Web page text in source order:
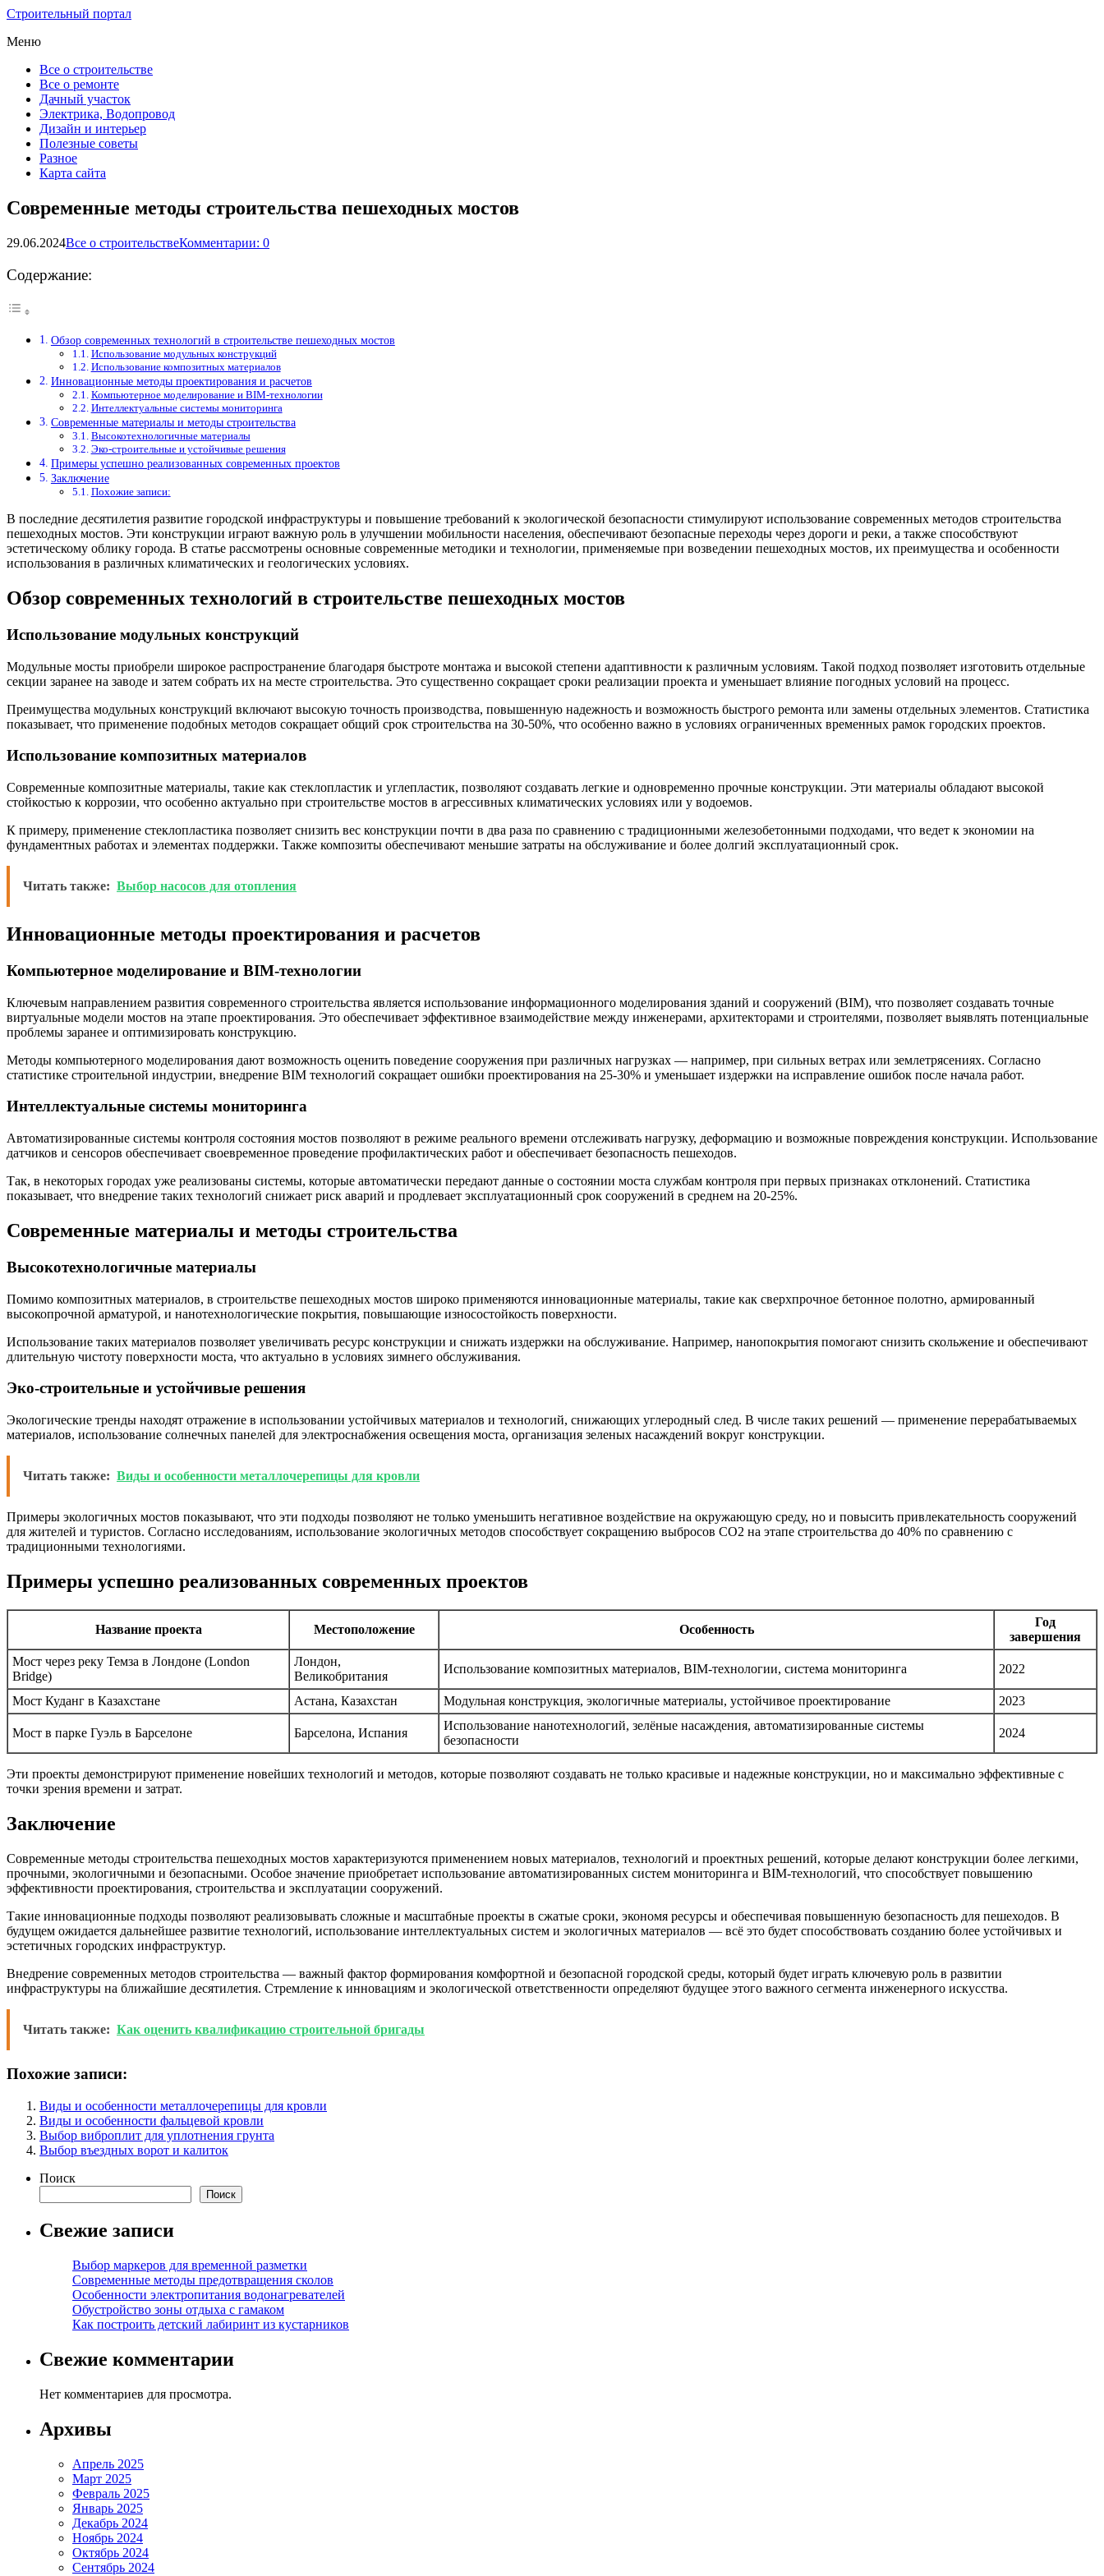
Строительный портал
Меню
Все о строительстве
Все о ремонте
Дачный участок
Электрика, Водопровод
Дизайн и интерьер
Полезные советы
Разное
Карта сайта
Современные методы строительства пешеходных мостов
29.06.2024Все о строительствеКомментарии: 0
Содержание:
Обзор современных технологий в строительстве пешеходных мостов
Использование модульных конструкций
Использование композитных материалов
Инновационные методы проектирования и расчетов
Компьютерное моделирование и BIM-технологии
Интеллектуальные системы мониторинга
Современные материалы и методы строительства
Высокотехнологичные материалы
Эко-строительные и устойчивые решения
Примеры успешно реализованных современных проектов
Заключение
Похожие записи:
В последние десятилетия развитие городской инфраструктуры и повышение требований к экологической безопасности стимулируют использование современных методов строительства
пешеходных мостов. Эти конструкции играют важную роль в улучшении мобильности населения, обеспечивают безопасные переходы через дороги и реки, а также способствуют
эстетическому облику города. В статье рассмотрены основные современные методики и технологии, применяемые при возведении пешеходных мостов, их преимущества и особенности
использования в различных климатических и геологических условиях.
Обзор современных технологий в строительстве пешеходных мостов
Использование модульных конструкций
Модульные мосты приобрели широкое распространение благодаря быстроте монтажа и высокой степени адаптивности к различным условиям. Такой подход позволяет изготовить отдельные
секции заранее на заводе и затем собрать их на месте строительства. Это существенно сокращает сроки реализации проекта и уменьшает влияние погодных условий на процесс.
Преимущества модульных конструкций включают высокую точность производства, повышенную надежность и возможность быстрого ремонта или замены отдельных элементов. Статистика
показывает, что применение подобных методов сокращает общий срок строительства на 30-50%, что особенно важно в условиях ограниченных временных рамок городских проектов.
Использование композитных материалов
Современные композитные материалы, такие как стеклопластик и углепластик, позволяют создавать легкие и одновременно прочные конструкции. Эти материалы обладают высокой
стойкостью к коррозии, что особенно актуально при строительстве мостов в агрессивных климатических условиях или у водоемов.
К примеру, применение стеклопластика позволяет снизить вес конструкции почти в два раза по сравнению с традиционными железобетонными подходами, что ведет к экономии на
фундаментных работах и элементах поддержки. Также композиты обеспечивают меньшие затраты на обслуживание и более долгий эксплуатационный срок.
Читать также: Выбор насосов для отопления
Инновационные методы проектирования и расчетов
Компьютерное моделирование и BIM-технологии
Ключевым направлением развития современного строительства является использование информационного моделирования зданий и сооружений (BIM), что позволяет создавать точные
виртуальные модели мостов на этапе проектирования. Это обеспечивает эффективное взаимодействие между инженерами, архитекторами и строителями, позволяет выявлять потенциальные
проблемы заранее и оптимизировать конструкцию.
Методы компьютерного моделирования дают возможность оценить поведение сооружения при различных нагрузках — например, при сильных ветрах или землетрясениях. Согласно
статистике строительной индустрии, внедрение BIM технологий сокращает ошибки проектирования на 25-30% и уменьшает издержки на исправление ошибок после начала работ.
Интеллектуальные системы мониторинга
Автоматизированные системы контроля состояния мостов позволяют в режиме реального времени отслеживать нагрузку, деформацию и возможные повреждения конструкции. Использование
датчиков и сенсоров обеспечивает своевременное проведение профилактических работ и обеспечивает безопасность пешеходов.
Так, в некоторых городах уже реализованы системы, которые автоматически передают данные о состоянии моста службам контроля при первых признаках отклонений. Статистика
показывает, что внедрение таких технологий снижает риск аварий и продлевает эксплуатационный срок сооружений в среднем на 20-25%.
Современные материалы и методы строительства
Высокотехнологичные материалы
Помимо композитных материалов, в строительстве пешеходных мостов широко применяются инновационные материалы, такие как сверхпрочное бетонное полотно, армированный
высокопрочной арматурой, и нанотехнологические покрытия, повышающие износостойкость поверхности.
Использование таких материалов позволяет увеличивать ресурс конструкции и снижать издержки на обслуживание. Например, нанопокрытия помогают снизить скольжение и обеспечивают
длительную чистоту поверхности моста, что актуально в условиях зимнего обслуживания.
Эко-строительные и устойчивые решения
Экологические тренды находят отражение в использовании устойчивых материалов и технологий, снижающих углеродный след. В числе таких решений — применение перерабатываемых
материалов, использование солнечных панелей для электроснабжения освещения моста, организация зеленых насаждений вокруг конструкции.
Читать также: Виды и особенности металлочерепицы для кровли
Примеры экологичных мостов показывают, что эти подходы позволяют не только уменьшить негативное воздействие на окружающую среду, но и повысить привлекательность сооружений
для жителей и туристов. Согласно исследованиям, использование экологичных методов способствует сокращению выбросов CO2 на этапе строительства до 40% по сравнению с
традиционными технологиями.
Примеры успешно реализованных современных проектов
Название проекта Местоположение Особенность
Год
завершения
Мост через реку Темза в Лондоне (London
Bridge)
Лондон,
Великобритания
Использование композитных материалов, BIM-технологии, система мониторинга 2022
Мост Куданг в Казахстане Астана, Казахстан Модульная конструкция, экологичные материалы, устойчивое проектирование 2023
Мост в парке Гуэль в Барселоне Барселона, Испания
Использование нанотехнологий, зелёные насаждения, автоматизированные системы
безопасности
2024
Эти проекты демонстрируют применение новейших технологий и методов, которые позволяют создавать не только красивые и надежные конструкции, но и максимально эффективные с
точки зрения времени и затрат.
Заключение
Современные методы строительства пешеходных мостов характеризуются применением новых материалов, технологий и проектных решений, которые делают конструкции более легкими,
прочными, экологичными и безопасными. Особое значение приобретает использование автоматизированных систем мониторинга и BIM-технологий, что способствует повышению
эффективности проектирования, строительства и эксплуатации сооружений.
Такие инновационные подходы позволяют реализовывать сложные и масштабные проекты в сжатые сроки, экономя ресурсы и обеспечивая повышенную безопасность для пешеходов. В
будущем ожидается дальнейшее развитие технологий, использование интеллектуальных систем и экологичных материалов — всё это будет способствовать созданию более устойчивых и
эстетичных городских инфраструктур.
Внедрение современных методов строительства — важный фактор формирования комфортной и безопасной городской среды, который будет играть ключевую роль в развитии
инфраструктуры на ближайшие десятилетия. Стремление к инновациям и экологической ответственности определяют будущее этого важного сегмента инженерного искусства.
Читать также: Как оценить квалификацию строительной бригады
Похожие записи:
Виды и особенности металлочерепицы для кровли
Виды и особенности фальцевой кровли
Выбор виброплит для уплотнения грунта
Выбор въездных ворот и калиток
Поиск
Поиск
Свежие записи
Выбор маркеров для временной разметки
Современные методы предотвращения сколов
Особенности электропитания водонагревателей
Обустройство зоны отдыха с гамаком
Как построить детский лабиринт из кустарников
Свежие комментарии
Нет комментариев для просмотра.
Архивы
Апрель 2025
Март 2025
Февраль 2025
Январь 2025
Декабрь 2024
Ноябрь 2024
Октябрь 2024
Сентябрь 2024